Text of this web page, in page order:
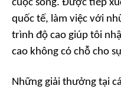
cuộc sống. Được tiếp
quốc tế, làm việc với
trình độ cao giúp tôi
cao không có chỗ cho
Những giải thưởng tại